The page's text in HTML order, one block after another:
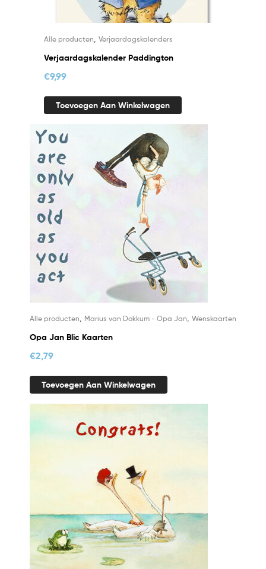
Alle producten Verjaardagskalenders
Verjaardagskalender Paddington
€9,99
Toevoegen Aan Winkelwagen
Alle producten Marius van Dokkum - Opa Jan Wenskaarten
Opa Jan Blic Kaarten
€2,79
Toevoegen Aan Winkelwagen